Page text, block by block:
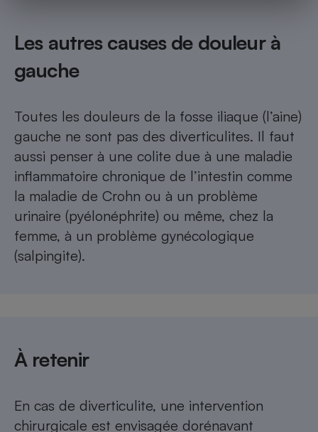
Les autres causes de douleur à
gauche
Toutes les douleurs de la fosse iliaque (l’aine)
gauche ne sont pas des diverticulites. Il faut
aussi penser à une colite due à une maladie
inflammatoire chronique de l’intestin comme
la maladie de Crohn ou à un problème
urinaire (pyélo­néphrite) ou même, chez la
femme, à un problème gynécologique
(salpingite).
À retenir
En cas de diverticulite, une intervention
chirurgicale est envisagée dorénavant